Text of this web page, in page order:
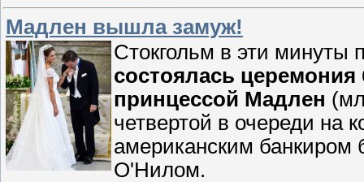
Мадлен вышла замуж!
Стокгольм в эти минуты
состоялась
принцессой Мадлен
четвертой в очереди на
американским банкиром
О'Нилом.